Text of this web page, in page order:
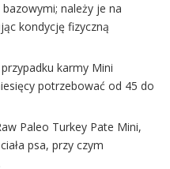
należy je na
kondycję fizyczną
karmy Mini
potrzebować od 45 do
Paleo Turkey Pate Mini,
psa, przy czym